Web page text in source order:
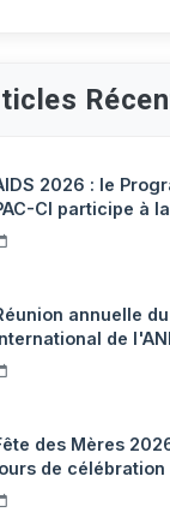
2026 : le
CI participe à la
annuelle
de
des Mères
de